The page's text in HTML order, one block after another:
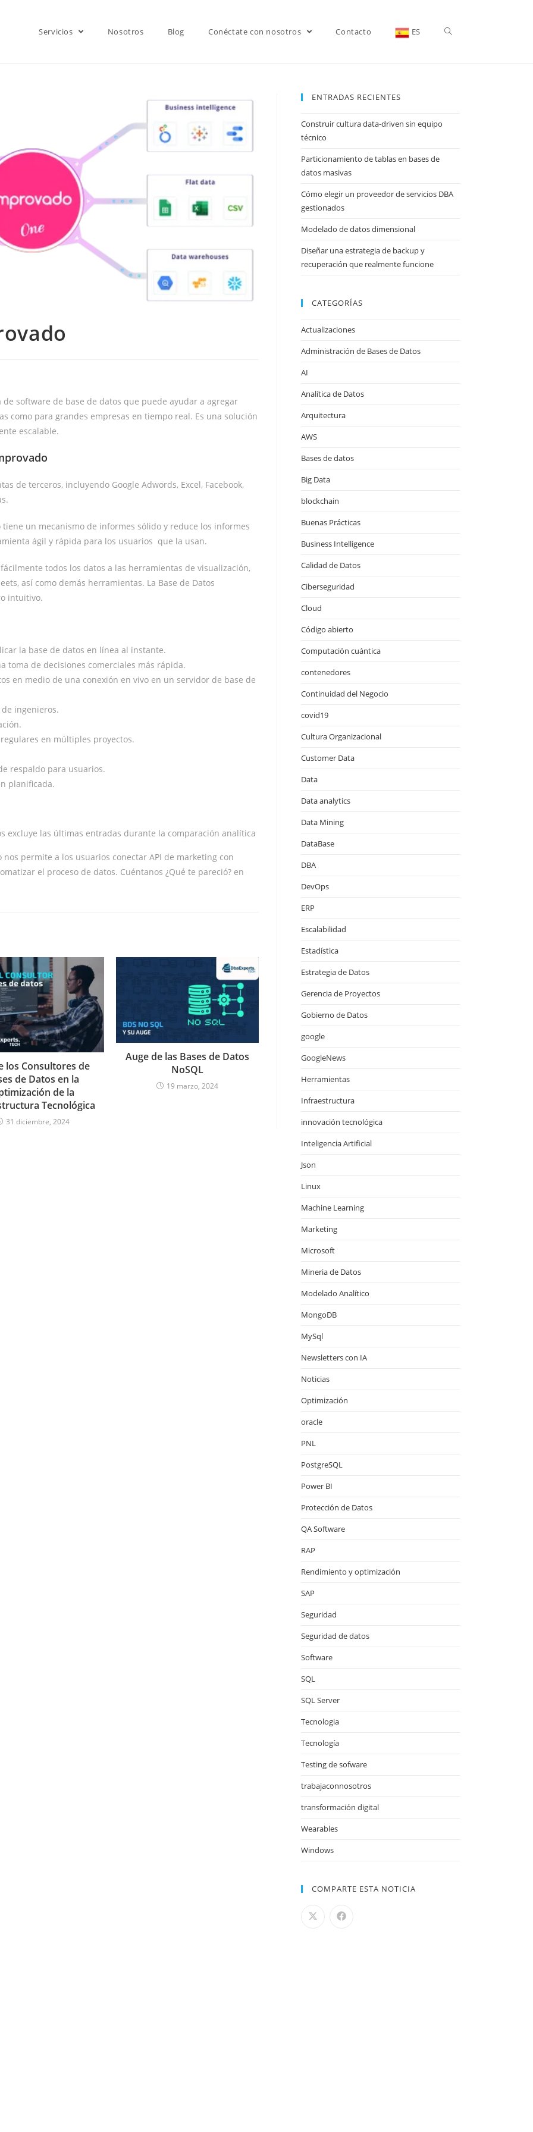
Servicios Nosotros Blog Conéctate con nosotros Contacto ES
software de base de datos que puede ayudar a agregar
como para grandes empresas en tiempo real. Es una solución
escalable.
de terceros, incluyendo Google Adwords, Excel, Facebook,
un mecanismo de informes sólido y reduce los informes
ágil y rápida para los usuarios que la usan.
todos los datos a las herramientas de visualización,
así como demás herramientas. La Base de Datos
intuitivo.
la base de datos en línea al instante.
toma de decisiones comerciales más rápida.
en medio de una conexión en vivo en un servidor de base de
ingenieros.
en múltiples proyectos.
respaldo para usuarios.
planificada.
excluye las últimas entradas durante la comparación analítica
permite a los usuarios conectar API de marketing con
el proceso de datos. Cuéntanos ¿Qué te pareció? en
los Consultores de
de Datos en la
de la
Tecnológica
31 diciembre, 2024
Auge de las Bases de Datos
NoSQL
19 marzo, 2024
ENTRADAS RECIENTES
Construir cultura data-driven sin equipo
técnico
Particionamiento de tablas en bases de
datos masivas
Cómo elegir un proveedor de servicios DBA
gestionados
Modelado de datos dimensional
Diseñar una estrategia de backup y
recuperación que realmente funcione
CATEGORÍAS
Actualizaciones
Administración de Bases de Datos
AI
Analítica de Datos
Arquitectura
AWS
Bases de datos
Big Data
blockchain
Buenas Prácticas
Business Intelligence
Calidad de Datos
Ciberseguridad
Cloud
Código abierto
Computación cuántica
contenedores
Continuidad del Negocio
covid19
Cultura Organizacional
Customer Data
Data
Data analytics
Data Mining
DataBase
DBA
DevOps
ERP
Escalabilidad
Estadística
Estrategia de Datos
Gerencia de Proyectos
Gobierno de Datos
google
GoogleNews
Herramientas
Infraestructura
innovación tecnológica
Inteligencia Artificial
Json
Linux
Machine Learning
Marketing
Microsoft
Mineria de Datos
Modelado Analítico
MongoDB
MySql
Newsletters con IA
Noticias
Optimización
oracle
PNL
PostgreSQL
Power BI
Protección de Datos
QA Software
RAP
Rendimiento y optimización
SAP
Seguridad
Seguridad de datos
Software
SQL
SQL Server
Tecnologia
Tecnología
Testing de sofware
trabajaconnosotros
transformación digital
Wearables
Windows
COMPARTE ESTA NOTICIA